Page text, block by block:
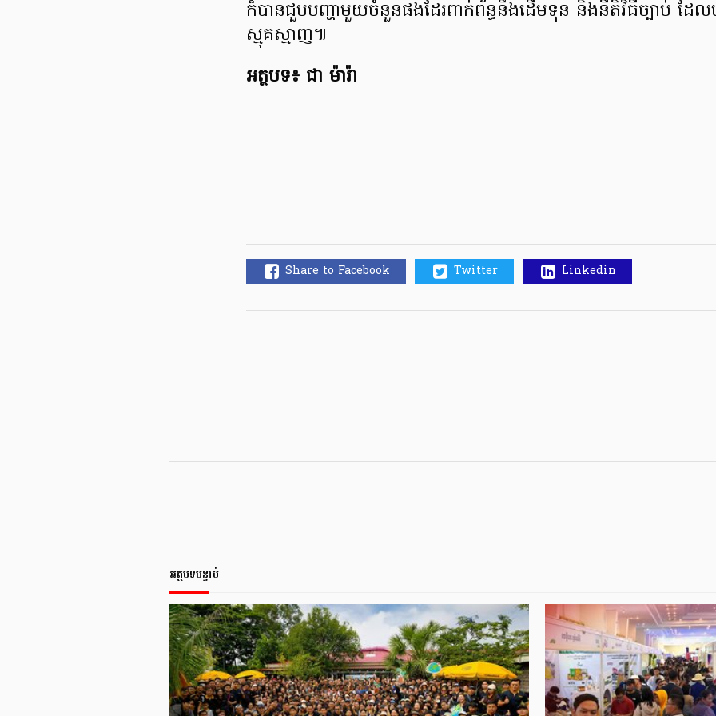
ក៏បានជួបបញ្ហាមួយចំនួនផងដែរពាក់ព័ន្ធនឹងដើមទុន និងនីតិវិធីច្បាប់ ដែ
ស្មុគស្មាញ៕
អត្ថបទ​៖ ជា ម៉ារ៉ា
Share to Facebook Twitter Linkedin
អត្ថបទបន្ទាប់